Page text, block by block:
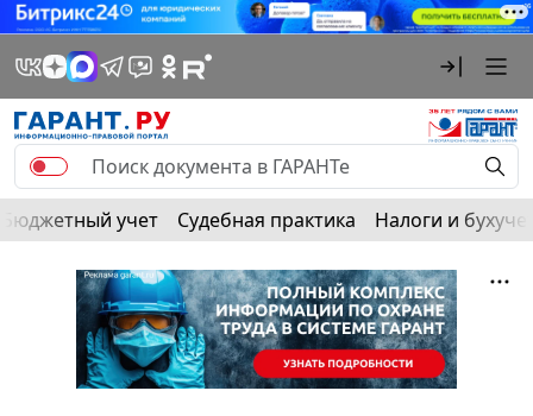
Бюджетный учет Судебная практика Налоги и